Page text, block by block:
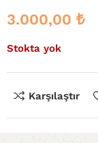
3.000,00₺
Stokta yok
Karşılaştır